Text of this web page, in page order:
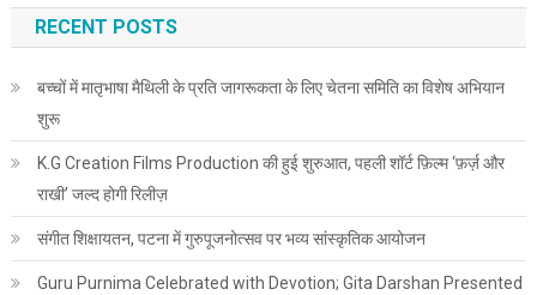
RECENT POSTS
बच्चों में मातृभाषा मैथिली के प्रति जागरूकता के लिए चेतना समिति का विशेष अभियान
शुरू
K.G Creation Films Production की हुई शुरुआत, पहली शॉर्ट फ़िल्म ‘फ़र्ज़ और
राखी’ जल्द होगी रिलीज़
संगीत शिक्षायतन, पटना में गुरुपूजनोत्सव पर भव्य सांस्कृतिक आयोजन
Guru Purnima Celebrated with Devotion; Gita Darshan Presented